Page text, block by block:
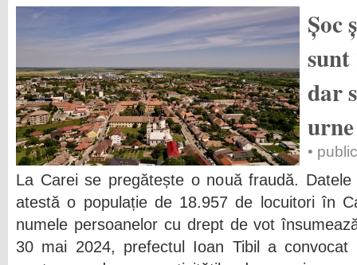
Șoc
dar
•
La Carei se pregătește o nouă fraudă. Datele
atestă o populație de 18.957 de locuitori în
numele persoanelor cu drept de vot
30 mai 2024, prefectul Ioan Tibil a convocat